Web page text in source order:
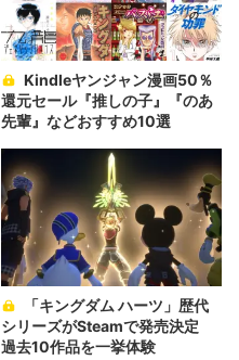
還元セール『推しの子』『のあ
先輩』などおすすめ10選
シリーズがSteamで発売決定
過去10作品を一挙体験